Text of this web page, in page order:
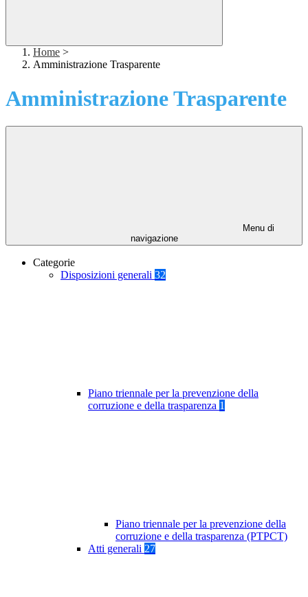
Home >
Amministrazione Trasparente
Amministrazione Trasparente
Menu di
navigazione
Categorie
Disposizioni generali 32
Piano triennale per la prevenzione della
corruzione e della trasparenza 1
Piano triennale per la prevenzione della
corruzione e della trasparenza (PTPCT)
Atti generali 27